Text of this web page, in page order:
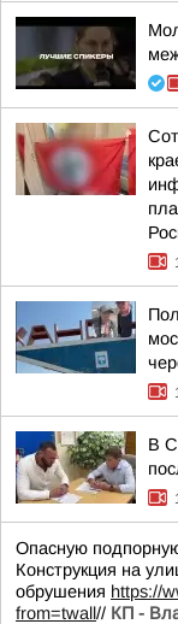
В
Опасную
Конструкция на
обрушения https://
from=twall// КП -